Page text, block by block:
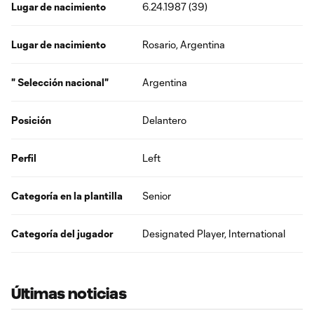
Lugar de nacimiento 6.24.1987 (39)
Lugar de nacimiento Rosario, Argentina
" Selección nacional" Argentina
Posición Delantero
Perfil Left
Categoría en la plantilla Senior
Categoría del jugador Designated Player, International
Últimas noticias